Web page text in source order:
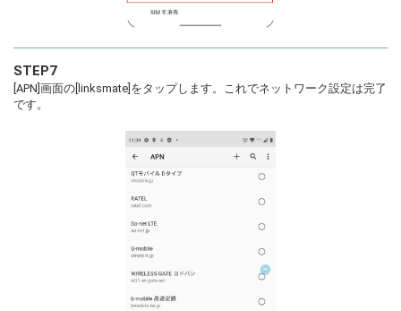
STEP7
[APN]画面の[linksmate]をタップします。これでネットワーク設定は完了
です。